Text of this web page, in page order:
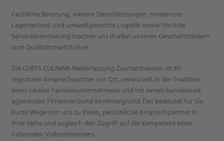
Fachliche Beratung, weitere Dienstleistungen, modernste
Lagertechnik und umweltgerechte Logistik sowie höchste
Serviceorientierung machen uns in allen unseren Geschäftsfeldern
zum Qualitätsmarktführer.
Die CHEFS CULINAR-Niederlassung Zusmars­hausen ist Ihr
regionaler Ansprechpartner vor Ort, verwurzelt in der Tradition
eines lokalen Familienunternehmens und mit einem bundesweit
agierenden Firmenverbund im Hintergrund. Das bedeutet für Sie:
kurze Wege von uns zu Ihnen, persönliche Ansprechpartner in
Ihrer Nähe und zugleich den Zugriff auf die Kompetenz eines
nationalen Vollsortimenters.